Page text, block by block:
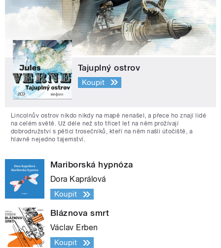
Tajuplný ostrov
Koupit
Lincolnův ostrov nikdo nikdy na mapě nenašel, a přece ho znají lidé
na celém světě. Už déle než sto třicet let na něm prožívají
dobrodružství s pěticí trosečníků, kteří na něm našli útočiště, a
hlavně nejedno tajemství.
Mariborská hypnóza
Dora Kaprálová
Koupit
Bláznova smrt
Václav Erben
Koupit